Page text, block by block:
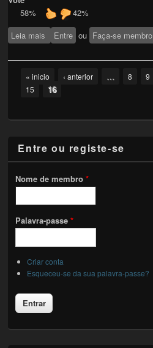
58%
42%
Leia mais sobre Declamando no Púcaros
Entre ou Faça-se membro
Pages« inicio ‹ anterior … 8 9
15
16
Entre ou registe-se
Nome de membro*
Palavra-passe*
Criar conta
Esqueceu-se da sua palavra-passe?